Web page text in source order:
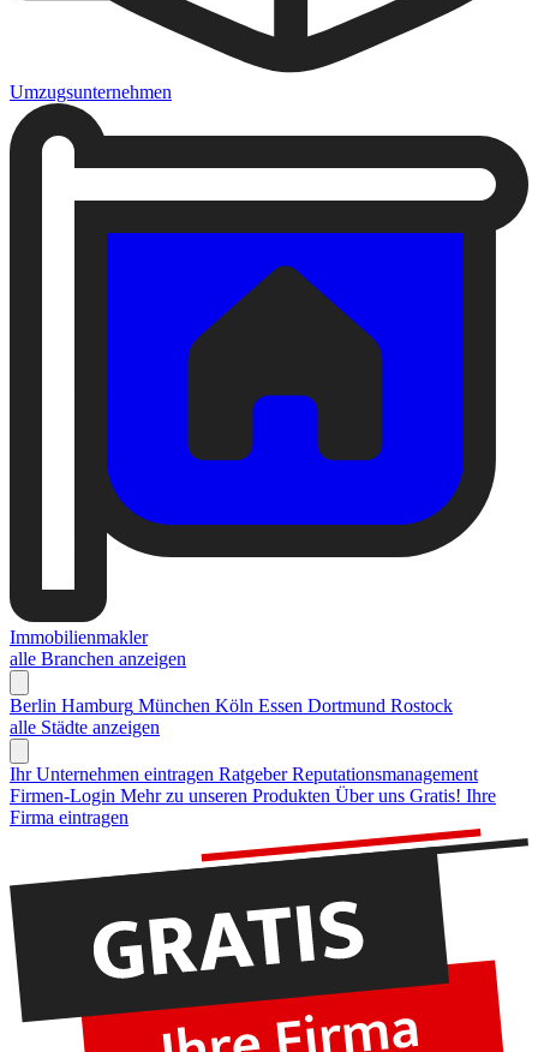
Umzugsunternehmen
Immobilienmakler
alle Branchen anzeigen
Berlin Hamburg München Köln Essen Dortmund Rostock
alle Städte anzeigen
Ihr Unternehmen eintragen Ratgeber Reputationsmanagement
Firmen-Login Mehr zu unseren Produkten Über uns Gratis! Ihre
Firma eintragen